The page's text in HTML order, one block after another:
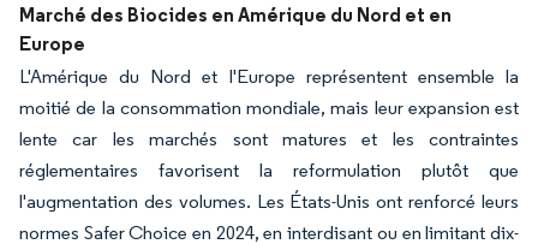
Marché des Biocides en Amérique du Nord et en
Europe
L'Amérique du Nord et l'Europe représentent ensemble la
moitié de la consommation mondiale, mais leur expansion est
lente car les marchés sont matures et les contraintes
réglementaires favorisent la reformulation plutôt que
l'augmentation des volumes. Les États-Unis ont renforcé leurs
normes Safer Choice en 2024, en interdisant ou en limitant dix-